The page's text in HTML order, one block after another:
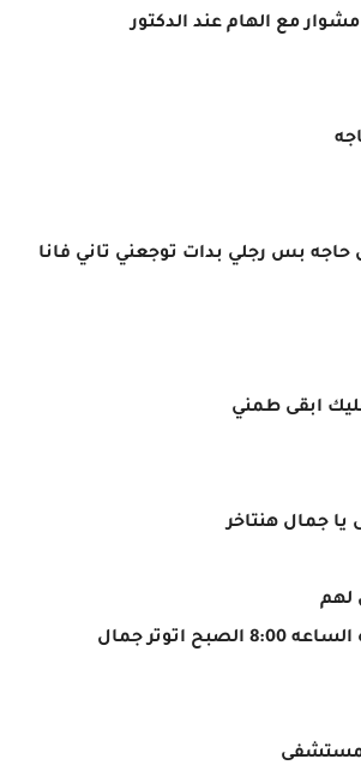
مشوار مع الهام عند الدكتور
حاجه بس رجلي بدات توجعني تاني فانا
ابقى طمني
يا جمال هنتاخر
لهم
اتوتر جمال